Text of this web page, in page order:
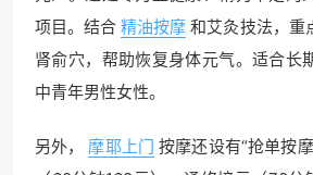
项目。结合 精油按摩 和艾灸技法，重
肾俞穴，帮助恢复身体元气。适合长
中青年男性女性。
另外， 摩耶上门 按摩还设有“抢单按